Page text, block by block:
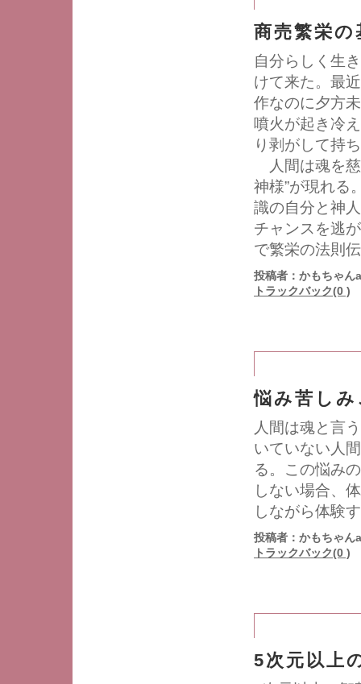
商売繁栄
自分らしく生
けて来た。最
作なのに夕方
噴火が起き冷
り剥がして持
人間は魂を慈
神様”が現れる
識の自分と神
チャンスを逃
で繁栄の法則
投稿者：かもちゃ
トラックバック(0 )
悩み苦し
人間は魂と言
いていない人
る。この悩み
しない場合、
しながら体験
投稿者：かもちゃ
トラックバック(0 )
5次元以上